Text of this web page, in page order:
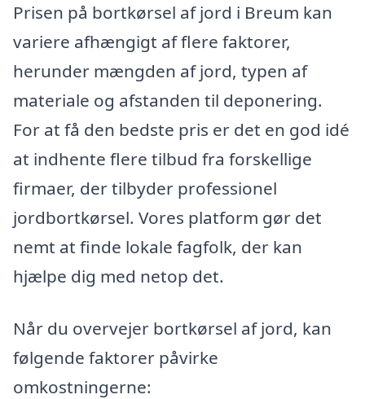
Prisen på bortkørsel af jord i Breum kan
variere afhængigt af flere faktorer,
herunder mængden af jord, typen af
materiale og afstanden til deponering.
For at få den bedste pris er det en god idé
at indhente flere tilbud fra forskellige
firmaer, der tilbyder professionel
jordbortkørsel. Vores platform gør det
nemt at finde lokale fagfolk, der kan
hjælpe dig med netop det.
Når du overvejer bortkørsel af jord, kan
følgende faktorer påvirke
omkostningerne: